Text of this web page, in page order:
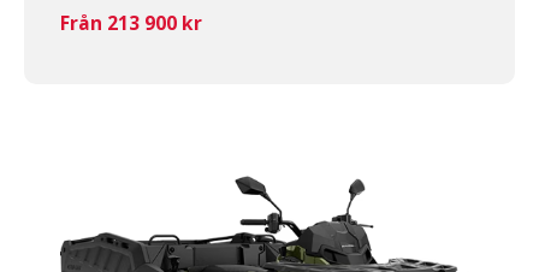
Från 213 900 kr